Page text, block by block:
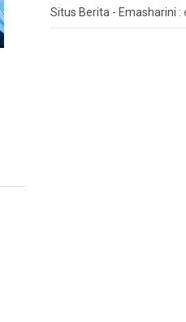
Situs Berita - Emasharini :